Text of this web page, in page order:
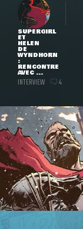
SUPERGIRL
ET
HELEN
DE
WYNDHORN
:
RENCONTRE
AVEC ...
INTERVIEW 4